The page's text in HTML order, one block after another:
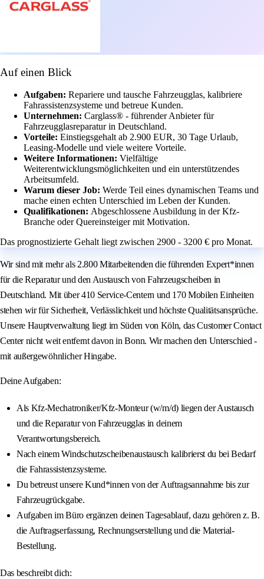
Auf einen Blick
Aufgaben: Repariere und tausche Fahrzeugglas, kalibriere
Fahrassistenzsysteme und betreue Kunden.
Unternehmen: Carglass® - führender Anbieter für
Fahrzeugglasreparatur in Deutschland.
Vorteile: Einstiegsgehalt ab 2.900 EUR, 30 Tage Urlaub,
Leasing-Modelle und viele weitere Vorteile.
Weitere Informationen: Vielfältige
Weiterentwicklungsmöglichkeiten und ein unterstützendes
Arbeitsumfeld.
Warum dieser Job: Werde Teil eines dynamischen Teams und
mache einen echten Unterschied im Leben der Kunden.
Qualifikationen: Abgeschlossene Ausbildung in der Kfz-
Branche oder Quereinsteiger mit Motivation.
Das prognostizierte Gehalt liegt zwischen 2900 - 3200 € pro Monat.
Wir sind mit mehr als 2.800 Mitarbeitenden die führenden Expert*innen
für die Reparatur und den Austausch von Fahrzeugscheiben in
Deutschland. Mit über 410 Service-Centern und 170 Mobilen Einheiten
stehen wir für Sicherheit, Verlässlichkeit und höchste Qualitätsansprüche.
Unsere Hauptverwaltung liegt im Süden von Köln, das Customer Contact
Center nicht weit entfernt davon in Bonn. Wir machen den Unterschied -
mit außergewöhnlicher Hingabe.
Deine Aufgaben:
Als Kfz-Mechatroniker/Kfz-Monteur (w/m/d) liegen der Austausch
und die Reparatur von Fahrzeugglas in deinem
Verantwortungsbereich.
Nach einem Windschutzscheibenaustausch kalibrierst du bei Bedarf
die Fahrassistenzsysteme.
Du betreust unsere Kund*innen von der Auftragsannahme bis zur
Fahrzeugrückgabe.
Aufgaben im Büro ergänzen deinen Tagesablauf, dazu gehören z. B.
die Auftragserfassung, Rechnungserstellung und die Material-
Bestellung.
Das beschreibt dich: